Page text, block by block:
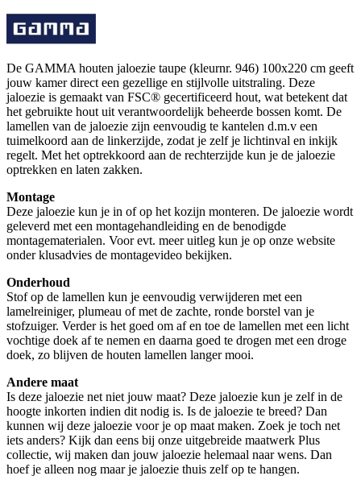
De GAMMA houten jaloezie taupe (kleurnr. 946) 100x220 cm geeft
jouw kamer direct een gezellige en stijlvolle uitstraling. Deze
jaloezie is gemaakt van FSC® gecertificeerd hout, wat betekent dat
het gebruikte hout uit verantwoordelijk beheerde bossen komt. De
lamellen van de jaloezie zijn eenvoudig te kantelen d.m.v een
tuimelkoord aan de linkerzijde, zodat je zelf je lichtinval en inkijk
regelt. Met het optrekkoord aan de rechterzijde kun je de jaloezie
optrekken en laten zakken.
Montage
Deze jaloezie kun je in of op het kozijn monteren. De jaloezie wordt
geleverd met een montagehandleiding en de benodigde
montagematerialen. Voor evt. meer uitleg kun je op onze website
onder klusadvies de montagevideo bekijken.
Onderhoud
Stof op de lamellen kun je eenvoudig verwijderen met een
lamelreiniger, plumeau of met de zachte, ronde borstel van je
stofzuiger. Verder is het goed om af en toe de lamellen met een licht
vochtige doek af te nemen en daarna goed te drogen met een droge
doek, zo blijven de houten lamellen langer mooi.
Andere maat
Is deze jaloezie net niet jouw maat? Deze jaloezie kun je zelf in de
hoogte inkorten indien dit nodig is. Is de jaloezie te breed? Dan
kunnen wij deze jaloezie voor je op maat maken. Zoek je toch net
iets anders? Kijk dan eens bij onze uitgebreide maatwerk Plus
collectie, wij maken dan jouw jaloezie helemaal naar wens. Dan
hoef je alleen nog maar je jaloezie thuis zelf op te hangen.